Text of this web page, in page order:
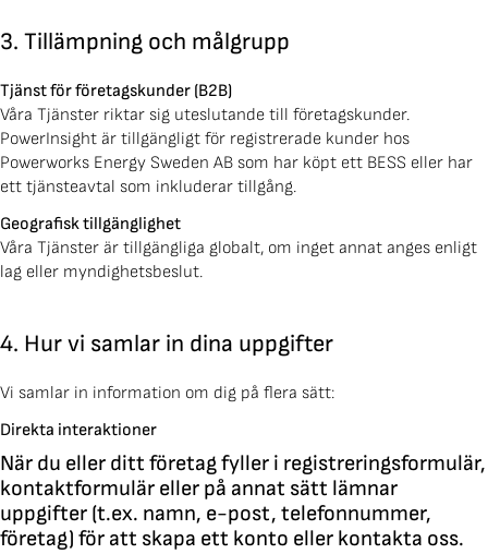
3. Tillämpning och målgrupp
Tjänst för företagskunder (B2B)
Våra Tjänster riktar sig uteslutande till företagskunder.
PowerInsight är tillgängligt för registrerade kunder hos
Powerworks Energy Sweden AB som har köpt ett BESS eller har
ett tjänsteavtal som inkluderar tillgång.
Geografisk tillgänglighet
Våra Tjänster är tillgängliga globalt, om inget annat anges enligt
lag eller myndighetsbeslut.
4. Hur vi samlar in dina uppgifter
Vi samlar in information om dig på flera sätt:
Direkta interaktioner
När du eller ditt företag fyller i registreringsformulär,
kontaktformulär eller på annat sätt lämnar
uppgifter (t.ex. namn, e-post, telefonnummer,
företag) för att skapa ett konto eller kontakta oss.